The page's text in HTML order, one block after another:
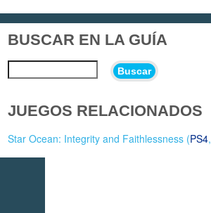
BUSCAR EN LA GUÍA
Buscar
JUEGOS RELACIONADOS
Star Ocean: Integrity and Faithlessness (PS4,